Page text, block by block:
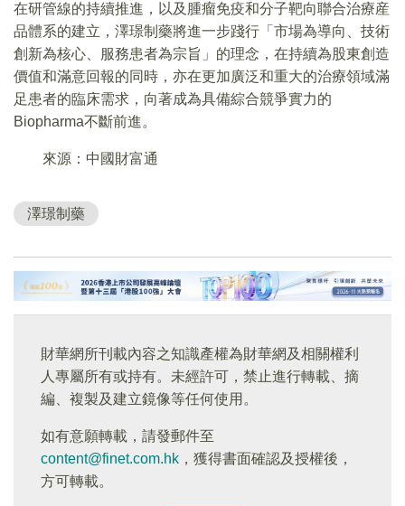
在研管線的持續推進，以及腫瘤免疫和分子靶向聯合治療産
品體系的建立，澤璟制藥將進一步踐行「市場為導向、技術
創新為核心、服務患者為宗旨」的理念，在持續為股東創造
價值和滿意回報的同時，亦在更加廣泛和重大的治療領域滿
足患者的臨床需求，向著成為具備綜合競爭實力的
Biopharma不斷前進。
來源：中國財富通
澤璟制藥
財華網所刊載內容之知識產權為財華網及相關權利
人專屬所有或持有。未經許可，禁止進行轉載、摘
編、複製及建立鏡像等任何使用。
如有意願轉載，請發郵件至
content@finet.com.hk ，獲得書面確認及授權後，
方可轉載。